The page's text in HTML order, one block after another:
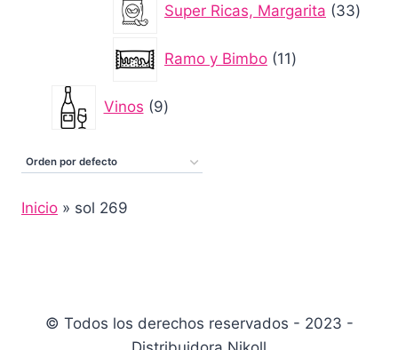
Super Ricas, Margarita
33
Ramo y Bimbo 11
productos
Vinos 9
productos
Inicio » sol 269
© Todos los derechos reservados - 2023 -